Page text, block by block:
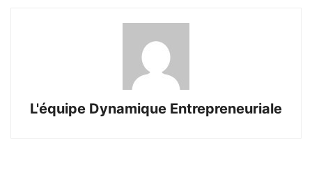
L'équipe Dynamique Entrepreneuriale